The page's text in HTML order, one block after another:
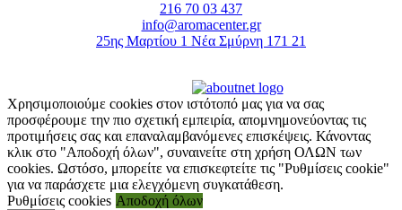
216 70 03 437
info@aromacenter.gr
25ης Μαρτίου 1 Νέα Σμύρνη 171 21
Χρησιμοποιούμε cookies στον ιστότοπό μας για να σας
προσφέρουμε την πιο σχετική εμπειρία, απομνημονεύοντας τις
προτιμήσεις σας και επαναλαμβανόμενες επισκέψεις. Κάνοντας
κλικ στο "Αποδοχή όλων", συναινείτε στη χρήση ΟΛΩΝ των
cookies. Ωστόσο, μπορείτε να επισκεφτείτε τις "Ρυθμίσεις cookie"
για να παράσχετε μια ελεγχόμενη συγκατάθεση.
Ρυθμίσεις cookies Αποδοχή όλων